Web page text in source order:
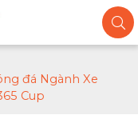
đá Ngành Xe
Cup